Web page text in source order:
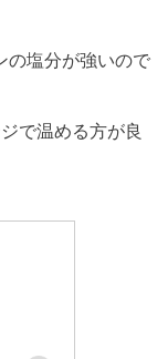
の塩分が強いので
で温める方が良